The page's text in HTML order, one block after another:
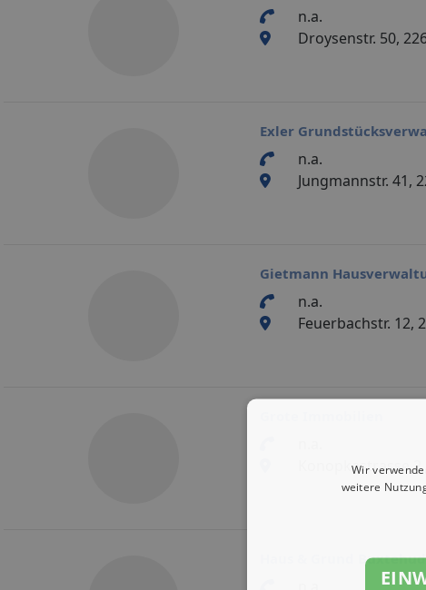
n.a.
Droysenstr. 50,
Exler
n.a.
Jungmannstr. 41,
Gietmann
n.a.
Feuerbachstr. 12,
Konopkastrasse
Haus & Grund
Wir
weitere